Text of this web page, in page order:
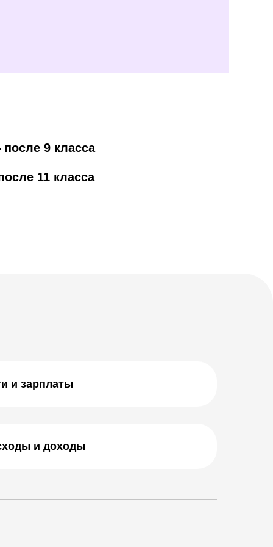
9 класса
11 класса
и зарплаты
и доходы